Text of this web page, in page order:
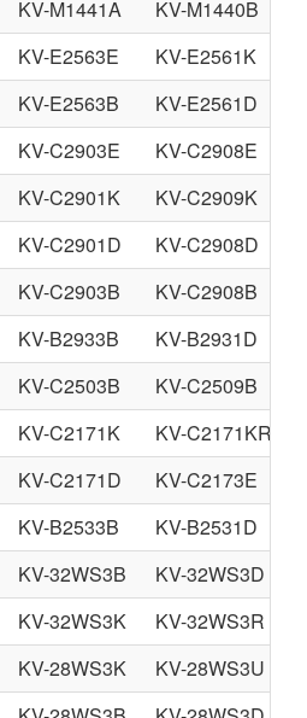
KV-M1441A
KV-M1440B
KV-E2563E
KV-E2561K
KV-E2563B
KV-E2561D
KV-C2903E
KV-C2908E
KV-C2901K
KV-C2909K
KV-C2901D
KV-C2908D
KV-C2903B
KV-C2908B
KV-B2933B
KV-B2931D
KV-C2503B
KV-C2509B
KV-C2171K
KV-C2171KR
KV-C2171D
KV-C2173E
KV-B2533B
KV-B2531D
KV-32WS3B
KV-32WS3D
KV-32WS3K
KV-32WS3R
KV-28WS3K
KV-28WS3U